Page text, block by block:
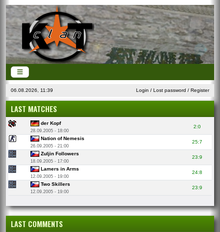
06.08.2026, 11:39 Login / Lost password / Register
LAST MATCHES
der Kopf
28.09.2005 - 18:00
2:0
Nation of Nemesis
26.09.2005 - 21:00
25:7
Zuljin Followers
18.09.2005 - 17:00
23:9
Lamers in Arms
12.09.2005 - 19:00
24:8
Two Skillers
12.09.2005 - 19:00
23:9
LAST COMMENTS